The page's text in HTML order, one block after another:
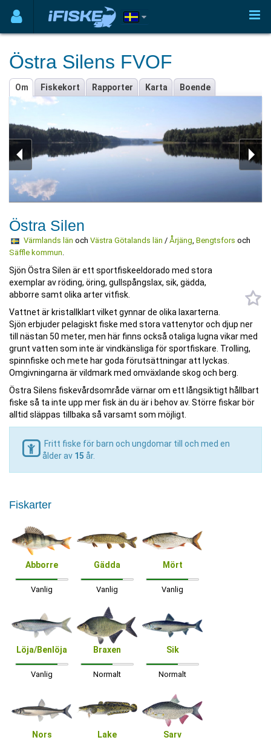
Östra Silens FVOF
Om Fiskekort Rapporter Karta Boende
Östra Silen
Värmlands län och Västra Götalands län / Årjäng, Bengtsfors och
Säffle kommun.
Sjön Östra Silen är ett sportfiskeeldorado med stora
exemplar av röding, öring, gullspångslax, sik, gädda,
abborre samt olika arter vitfisk.
Vattnet är kristallklart vilket gynnar de olika laxarterna.
Sjön erbjuder pelagiskt fiske med stora vattenytor och djup ner
till nästan 50 meter, men här finns också otaliga lugna vikar med
grunt vatten som inte är vindkänsliga för sportfiskare. Trolling,
spinnfiske och mete har goda förutsättningar att lyckas.
Omgivningarna är vildmark med omväxlande skog och berg.
Östra Silens fiskevårdsområde värnar om ett långsiktigt hållbart
fiske så ta inte upp mer fisk än du är i behov av. Större fiskar bör
alltid släppas tillbaka så varsamt som möjligt.
Fritt fiske för barn och ungdomar till och med en
ålder av 15 år.
Fiskarter
Abborre
Vanlig
Gädda
Vanlig
Mört
Vanlig
Löja/Benlöja
Vanlig
Braxen
Normalt
Sik
Normalt
Nors Lake Sarv